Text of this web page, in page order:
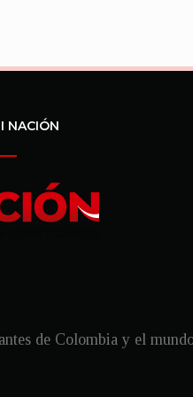
NACIÓN
de Colombia y el